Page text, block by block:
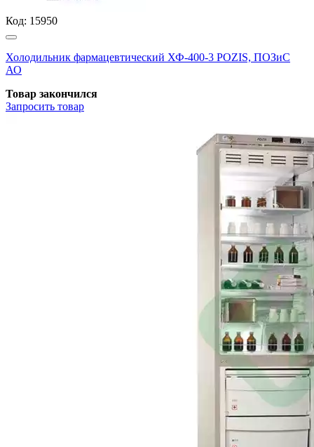
Код: 15950
Холодильник фармацевтический ХФ-400-3 POZIS, ПОЗиС
АО
Товар закончился
Запросить товар